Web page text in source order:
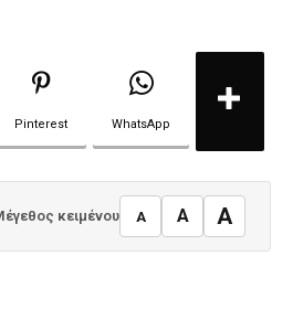
Pinterest WhatsApp
κειμένου A A A